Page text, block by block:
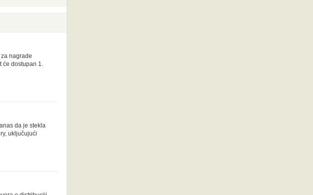
nagrade
će dostupan 1.
da je stekla
uključujući